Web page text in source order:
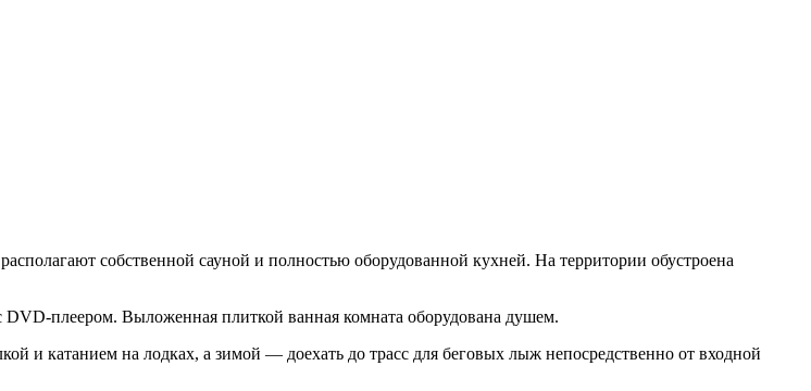
собственной сауной и полностью оборудованной кухней. На территории обустроена
плеером. Выложенная плиткой ванная комната оборудована душем.
и катанием на лодках, а зимой — доехать до трасс для беговых лыж непосредственно от входной